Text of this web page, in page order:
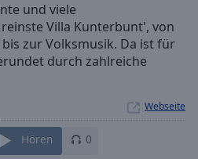
und viele
Villa Kunterbunt', von
bis zur Volksmusik. Da ist für
durch zahlreiche
Webseite
Hören 0